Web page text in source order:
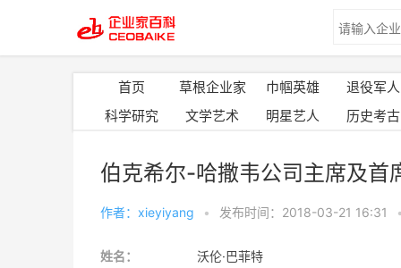
首页 草根企业家 巾帼英雄
退役军人
科学研究
文学艺术 明星艺人 历史考古
伯克希尔-哈撒韦公司主席及首
作者：xieyiyang • 发布时间：2018-03-21 16:31
姓名：
沃伦·巴菲特